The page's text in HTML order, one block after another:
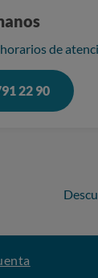
de
22 90